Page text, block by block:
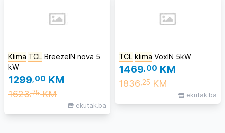
Klima TCL BreezeIN nova 5
kW
1299,00 KM
1623,75KM
ekutak.ba
TCL klima VoxIN 5kW
1469,00 KM
1836,25KM
ekutak.ba